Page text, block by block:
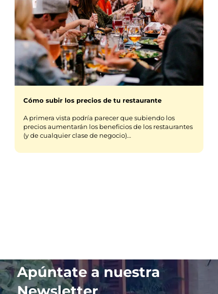
Cómo subir los precios de tu restaurante
A primera vista podría parecer que subiendo los
precios aumentarán los beneficios de los restaurantes
(y de cualquier clase de negocio)…
Apúntate a nuestra